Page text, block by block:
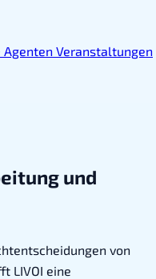
Agenten Veranstaltungen
und
von
LIVOI eine